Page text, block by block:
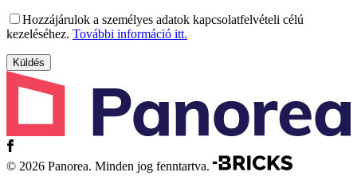
Hozzájárulok a személyes adatok kapcsolatfelvételi célú
kezeléséhez. További információ itt.
© 2026 Panorea. Minden jog fenntartva.